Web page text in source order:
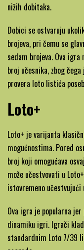
nižih dobitaka.
Dobici se ostvaruju
brojeva, pri čemu se
sedam brojeva. Ova
broj učesnika, zbog
provera loto listića
Loto+
Loto+ je varijanta
mogućnostima. Pored
broj koji omogućava
može učestvovati u
istovremeno učestvujući
Ova igra je popularna
dinamiku igri. Igrači
standardnim Loto 7/39